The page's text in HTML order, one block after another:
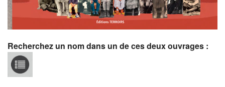
Boutique
Recherchez un nom dans un de ces deux ouvrages :